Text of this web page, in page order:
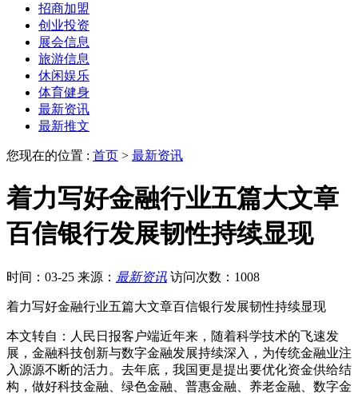
招商加盟
创业投资
展会信息
旅游信息
休闲娱乐
体育健身
最新资讯
最新推文
您现在的位置 : 首页 > 最新资讯
着力写好金融行业五篇大文章
百信银行发展韧性持续显现
时间：03-25 来源： 最新资讯 访问次数：1008
着力写好金融行业五篇大文章百信银行发展韧性持续显现
本文转自：人民日报客户端近年来，随着科学技术的飞速发
展，金融科技创新与数字金融发展持续深入，为传统金融业注
入源源不断的活力。去年底，我国更是提出要优化资金供给结
构，做好科技金融、绿色金融、普惠金融、养老金融、数字金